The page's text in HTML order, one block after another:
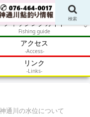
速させるメディア
フィッシングガイド
Fishing guide
アクセス
-Access-
リンク
-Links-
神通川の水位について
検索